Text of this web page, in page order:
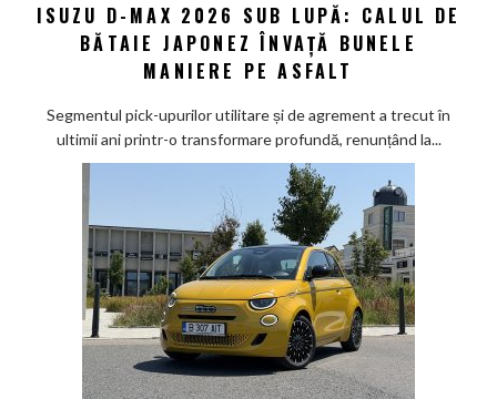
Isuzu
D-
sub
lupă:
de
bătaie
japonez
învață
bunele
maniere
pe
ISUZU D-MAX 2026 SUB LUPĂ: CALUL DE
BĂTAIE JAPONEZ ÎNVAȚĂ BUNELE
MANIERE PE ASFALT
Segmentul pick-upurilor utilitare și de agrement a trecut în
ultimii ani printr-o transformare profundă, renunțând la...